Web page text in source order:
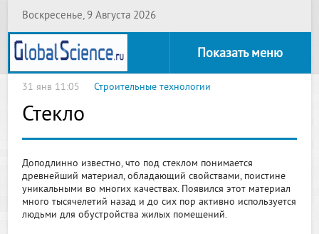
Воскресенье, 9 Августа 2026
Показать меню
31 янв 11:05 Строительные технологии
Стекло
Доподлинно известно, что под стеклом понимается
древнейший материал, обладающий свойствами, поистине
уникальными во многих качествах. Появился этот материал
много тысячелетий назад и до сих пор активно используется
людьми для обустройства жилых помещений.